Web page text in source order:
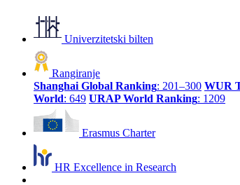
Univerzitetski bilten
Rangiranje
Shanghai Global Ranking: 201–300 WUR
World: 649 URAP World Ranking: 1209
Erasmus Charter
HR Excellence in Research